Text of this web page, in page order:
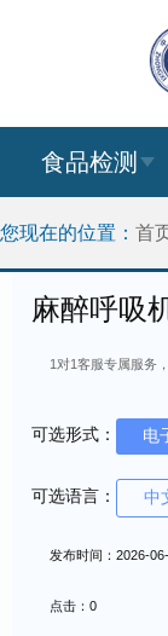
食品检测
您现在的位置： 首
麻醉呼吸
1对1客服专属服务
可选形式： 电
可选语言： 中
发布时间：2026-
点击：0